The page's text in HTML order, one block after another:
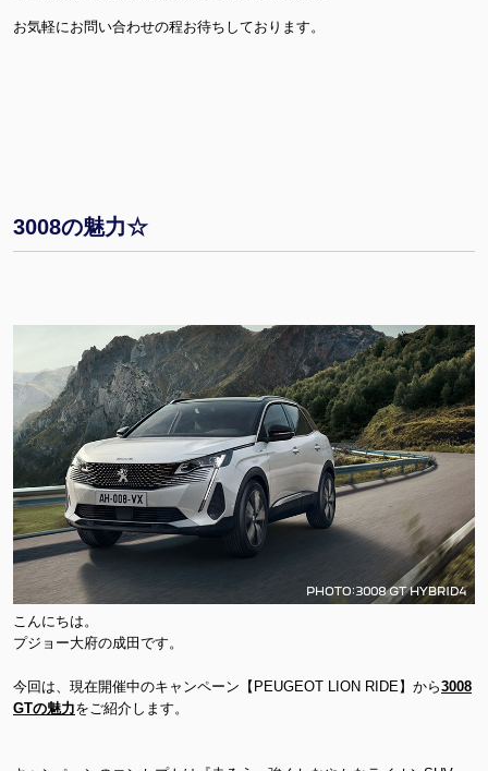
お気軽にお問い合わせの程お待ちしております。
3008の魅力☆
こんにちは。
プジョー大府の成田です。
今回は、現在開催中のキャンペーン【PEUGEOT LION RIDE】から3008
GTの魅力をご紹介します。